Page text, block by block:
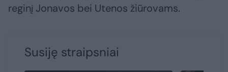
reginį Jonavos bei Utenos žiūrovams.
Susiję straipsniai